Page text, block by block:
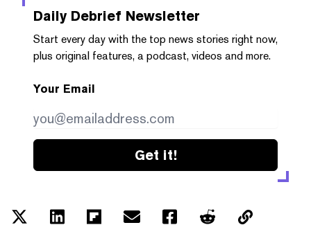
Daily Debrief Newsletter
Start every day with the top news stories right now,
plus original features, a podcast, videos and more.
Your Email
Get it!